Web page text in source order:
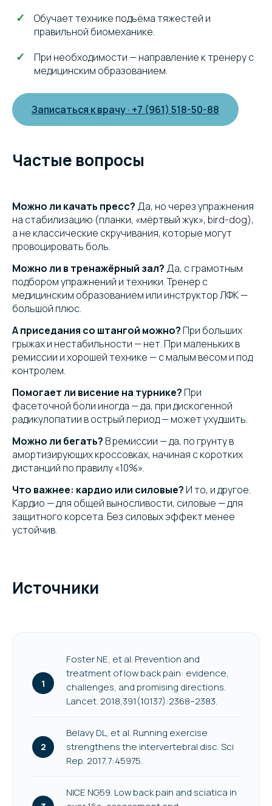
Обучает технике подъёма тяжестей и
правильной биомеханике.
При необходимости — направление к тренеру с
медицинским образованием.
Записаться к врачу · +7 (961) 518-50-88
Частые вопросы
Можно ли качать пресс? Да, но через упражнения
на стабилизацию (планки, «мёртвый жук», bird-dog),
а не классические скручивания, которые могут
провоцировать боль.
Можно ли в тренажёрный зал? Да, с грамотным
подбором упражнений и техники. Тренер с
медицинским образованием или инструктор ЛФК —
большой плюс.
А приседания со штангой можно? При больших
грыжах и нестабильности — нет. При маленьких в
ремиссии и хорошей технике — с малым весом и под
контролем.
Помогает ли висение на турнике? При
фасеточной боли иногда — да, при дискогенной
радикулопатии в острый период — может ухудшить.
Можно ли бегать? В ремиссии — да, по грунту в
амортизирующих кроссовках, начиная с коротких
дистанций по правилу «10%».
Что важнее: кардио или силовые? И то, и другое.
Кардио — для общей выносливости, силовые — для
защитного корсета. Без силовых эффект менее
устойчив.
Источники
Foster NE, et al. Prevention and
treatment of low back pain: evidence,
challenges, and promising directions.
Lancet. 2018,391(10137):2368–2383.
Belavy DL, et al. Running exercise
strengthens the intervertebral disc. Sci
Rep. 2017,7:45975.
NICE NG59. Low back pain and sciatica in